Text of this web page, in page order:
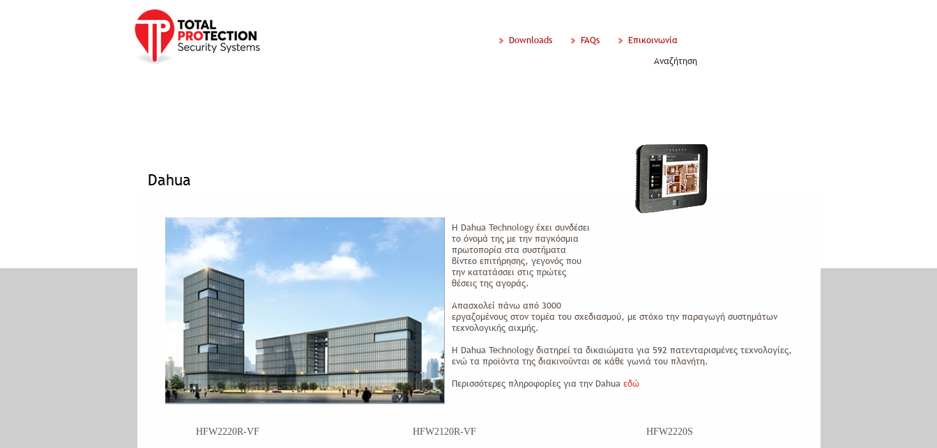
Downloads FAQs Επικοινωνία
Αναζήτηση
Θυροτηλεοράσεις
Dahua
Η Dahua Technology έχει συνδέσει
το όνομά της με την παγκόσμια
πρωτοπορία στα συστήματα
βίντεο επιτήρησης, γεγονός που
την κατατάσσει στις πρώτες
θέσεις της αγοράς.
Απασχολεί πάνω από 3000
εργαζομένους στον τομέα του σχεδιασμού, με στόχο την παραγωγή συστημάτων
τεχνολογικής αιχμής.
Η Dahua Technology διατηρεί τα δικαιώματα για 592 πατενταρισμένες τεχνολογίες,
ενώ τα προϊόντα της διακινούνται σε κάθε γωνιά του πλανήτη.
Περισσότερες πληροφορίες για την Dahua εδώ
HFW2220R-VF HFW2120R-VF HFW2220S